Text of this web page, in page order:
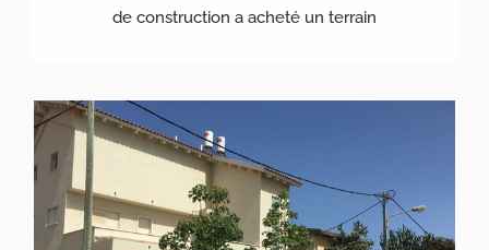
de construction a acheté un terrain